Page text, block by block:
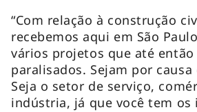
“Com relação à construção
recebemos aqui em São
vários projetos que até então
paralisados. Sejam por
Seja o setor de serviço,
indústria, já que você tem os